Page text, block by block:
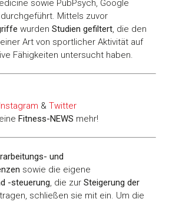
sowie PubPsych, Google
Mittels zuvor
wurdenStudien gefiltert, die den
Art von sportlicher Aktivität auf
Fähigkeiten untersucht haben.
Instagram &Twitter
Fitness-NEWS mehr!
und
sowie die eigene
-steuerung, die zurSteigerung der
schließen sie mit ein. Um die